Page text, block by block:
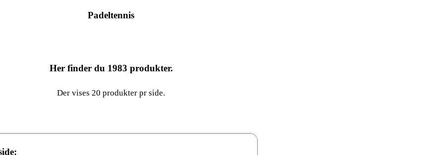
Padeltennis
Her finder du 1983 produkter.
Der vises 20 produkter pr side.